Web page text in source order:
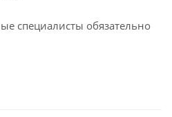
специалисты обязательно